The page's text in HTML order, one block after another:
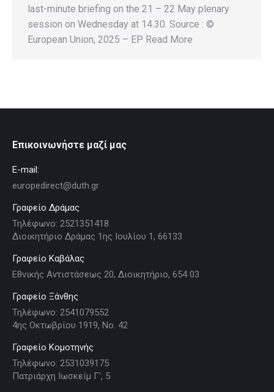
last-minute briefing on the 21 – 22 May plenary
session on Wednesday at 14.30. Source : ©
European Union, 2025 – EP Read More
Επικοινωνήστε μαζί μας
E-mail:
europedirect@duth.gr
Γραφείο Δράμας
Τηλέφωνο: 2521351418
Διοικητήριο Δράμας 1ης Ιουλίου 1, 66133
Γραφείο Καβάλας
Εθνικής Αντιστάσεως 20, Διοικητήριο, 654 03
Γραφείο Ξάνθης
Τηλέφωνο: 2541079552
4ης Οκτωβρίου 1919, Νο. 42
Γραφείο Κομοτηνής
Τηλέφωνο: 2531039175
Πατριάρχη Ιωσκείμ Γ', 5